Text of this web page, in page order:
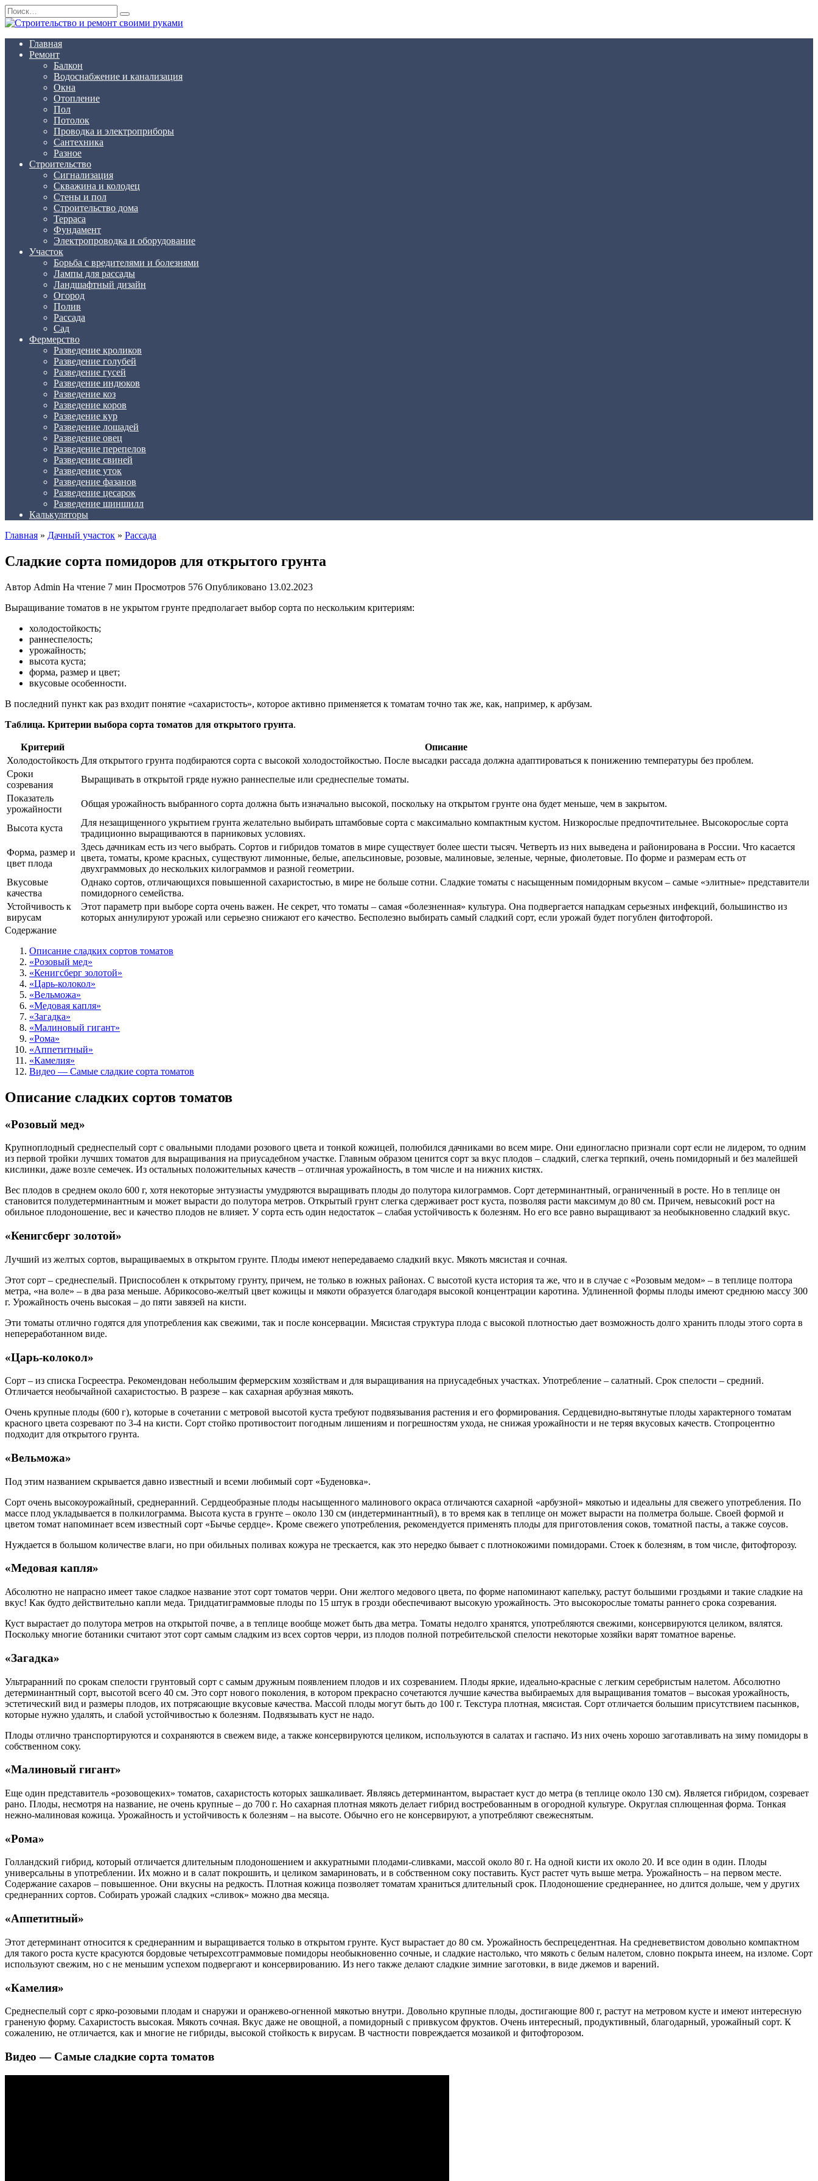
Перейти
к
содержанию
Search
for:
Главная
Ремонт
Балкон
Водоснабжение и канализация
Окна
Отопление
Пол
Потолок
Проводка и электроприборы
Сантехника
Разное
Строительство
Сигнализация
Скважина и колодец
Стены и пол
Строительство дома
Терраса
Фундамент
Электропроводка и оборудование
Участок
Борьба с вредителями и болезнями
Лампы для рассады
Ландшафтный дизайн
Огород
Полив
Рассада
Сад
Фермерство
Разведение кроликов
Разведение голубей
Разведение гусей
Разведение индюков
Разведение коз
Разведение коров
Разведение кур
Разведение лошадей
Разведение овец
Разведение перепелов
Разведение свиней
Разведение уток
Разведение фазанов
Разведение цесарок
Разведение шиншилл
Калькуляторы
Главная » Дачный участок » Рассада
Сладкие сорта помидоров для открытого грунта
Автор Admin На чтение 7 мин Просмотров 576 Опубликовано 13.02.2023
Выращивание томатов в не укрытом грунте предполагает выбор сорта по нескольким критериям:
холодостойкость;
раннеспелость;
урожайность;
высота куста;
форма, размер и цвет;
вкусовые особенности.
В последний пункт как раз входит понятие «сахаристость», которое активно применяется к томатам точно так же, как, например, к арбузам.
Таблица. Критерии выбора сорта томатов для открытого грунта.
Критерий
Описание
Холодостойкость Для открытого грунта подбираются сорта с высокой холодостойкостью. После высадки рассада должна адаптироваться к понижению температуры без проблем.
Сроки
созревания
Выращивать в открытой гряде нужно раннеспелые или среднеспелые томаты.
Показатель
урожайности
Общая урожайность выбранного сорта должна быть изначально высокой, поскольку на открытом грунте она будет меньше, чем в закрытом.
Высота куста
Для незащищенного укрытием грунта желательно выбирать штамбовые сорта с максимально компактным кустом. Низкорослые предпочтительнее. Высокорослые сорта
традиционно выращиваются в парниковых условиях.
Форма, размер и
цвет плода
Здесь дачникам есть из чего выбрать. Сортов и гибридов томатов в мире существует более шести тысяч. Четверть из них выведена и районирована в России. Что касается
цвета, томаты, кроме красных, существуют лимонные, белые, апельсиновые, розовые, малиновые, зеленые, черные, фиолетовые. По форме и размерам есть от
двухграммовых до нескольких килограммов и разной геометрии.
Вкусовые
качества
Однако сортов, отличающихся повышенной сахаристостью, в мире не больше сотни. Сладкие томаты с насыщенным помидорным вкусом – самые «элитные» представители
помидорного семейства.
Устойчивость к
вирусам
Этот параметр при выборе сорта очень важен. Не секрет, что томаты – самая «болезненная» культура. Она подвергается нападкам серьезных инфекций, большинство из
которых аннулируют урожай или серьезно снижают его качество. Бесполезно выбирать самый сладкий сорт, если урожай будет погублен фитофторой.
Содержание
Описание сладких сортов томатов
«Розовый мед»
«Кенигсберг золотой»
«Царь-колокол»
«Вельможа»
«Медовая капля»
«Загадка»
«Малиновый гигант»
«Рома»
«Аппетитный»
«Камелия»
Видео — Самые сладкие сорта томатов
Описание сладких сортов томатов
«Розовый мед»
Крупноплодный среднеспелый сорт с овальными плодами розового цвета и тонкой кожицей, полюбился дачниками во всем мире. Они единогласно признали сорт если не лидером, то одним
из первой тройки лучших томатов для выращивания на приусадебном участке. Главным образом ценится сорт за вкус плодов – сладкий, слегка терпкий, очень помидорный и без малейшей
кислинки, даже возле семечек. Из остальных положительных качеств – отличная урожайность, в том числе и на нижних кистях.
Вес плодов в среднем около 600 г, хотя некоторые энтузиасты умудряются выращивать плоды до полутора килограммов. Сорт детерминантный, ограниченный в росте. Но в теплице он
становится полудетерминантным и может вырасти до полутора метров. Открытый грунт слегка сдерживает рост куста, позволяя расти максимум до 80 см. Причем, невысокий рост на
обильное плодоношение, вес и качество плодов не влияет. У сорта есть один недостаток – слабая устойчивость к болезням. Но его все равно выращивают за необыкновенно сладкий вкус.
«Кенигсберг золотой»
Лучший из желтых сортов, выращиваемых в открытом грунте. Плоды имеют непередаваемо сладкий вкус. Мякоть мясистая и сочная.
Этот сорт – среднеспелый. Приспособлен к открытому грунту, причем, не только в южных районах. С высотой куста история та же, что и в случае с «Розовым медом» – в теплице полтора
метра, «на воле» – в два раза меньше. Абрикосово-желтый цвет кожицы и мякоти образуется благодаря высокой концентрации каротина. Удлиненной формы плоды имеют среднюю массу 300
г. Урожайность очень высокая – до пяти завязей на кисти.
Эти томаты отлично годятся для употребления как свежими, так и после консервации. Мясистая структура плода с высокой плотностью дает возможность долго хранить плоды этого сорта в
непереработанном виде.
«Царь-колокол»
Сорт – из списка Госреестра. Рекомендован небольшим фермерским хозяйствам и для выращивания на приусадебных участках. Употребление – салатный. Срок спелости – средний.
Отличается необычайной сахаристостью. В разрезе – как сахарная арбузная мякоть.
Очень крупные плоды (600 г), которые в сочетании с метровой высотой куста требуют подвязывания растения и его формирования. Сердцевидно-вытянутые плоды характерного томатам
красного цвета созревают по 3-4 на кисти. Сорт стойко противостоит погодным лишениям и погрешностям ухода, не снижая урожайности и не теряя вкусовых качеств. Стопроцентно
подходит для открытого грунта.
«Вельможа»
Под этим названием скрывается давно известный и всеми любимый сорт «Буденовка».
Сорт очень высокоурожайный, среднеранний. Сердцеобразные плоды насыщенного малинового окраса отличаются сахарной «арбузной» мякотью и идеальны для свежего употребления. По
массе плод укладывается в полкилограмма. Высота куста в грунте – около 130 см (индетерминантный), в то время как в теплице он может вырасти на полметра больше. Своей формой и
цветом томат напоминает всем известный сорт «Бычье сердце». Кроме свежего употребления, рекомендуется применять плоды для приготовления соков, томатной пасты, а также соусов.
Нуждается в большом количестве влаги, но при обильных поливах кожура не трескается, как это нередко бывает с плотнокожими помидорами. Стоек к болезням, в том числе, фитофторозу.
«Медовая капля»
Абсолютно не напрасно имеет такое сладкое название этот сорт томатов черри. Они желтого медового цвета, по форме напоминают капельку, растут большими гроздьями и такие сладкие на
вкус! Как будто действительно капли меда. Тридцатиграммовые плоды по 15 штук в грозди обеспечивают высокую урожайность. Это высокорослые томаты раннего срока созревания.
Куст вырастает до полутора метров на открытой почве, а в теплице вообще может быть два метра. Томаты недолго хранятся, употребляются свежими, консервируются целиком, вялятся.
Поскольку многие ботаники считают этот сорт самым сладким из всех сортов черри, из плодов полной потребительской спелости некоторые хозяйки варят томатное варенье.
«Загадка»
Ультраранний по срокам спелости грунтовый сорт с самым дружным появлением плодов и их созреванием. Плоды яркие, идеально-красные с легким серебристым налетом. Абсолютно
детерминантный сорт, высотой всего 40 см. Это сорт нового поколения, в котором прекрасно сочетаются лучшие качества выбираемых для выращивания томатов – высокая урожайность,
эстетический вид и размеры плодов, их потрясающие вкусовые качества. Массой плоды могут быть до 100 г. Текстура плотная, мясистая. Сорт отличается большим присутствием пасынков,
которые нужно удалять, и слабой устойчивостью к болезням. Подвязывать куст не надо.
Плоды отлично транспортируются и сохраняются в свежем виде, а также консервируются целиком, используются в салатах и гаспачо. Из них очень хорошо заготавливать на зиму помидоры в
собственном соку.
«Малиновый гигант»
Еще один представитель «розовощеких» томатов, сахаристость которых зашкаливает. Являясь детерминантом, вырастает куст до метра (в теплице около 130 см). Является гибридом, созревает
рано. Плоды, несмотря на название, не очень крупные – до 700 г. Но сахарная плотная мякоть делает гибрид востребованным в огородной культуре. Округлая сплющенная форма. Тонкая
нежно-малиновая кожица. Урожайность и устойчивость к болезням – на высоте. Обычно его не консервируют, а употребляют свежеснятым.
«Рома»
Голландский гибрид, который отличается длительным плодоношением и аккуратными плодами-сливками, массой около 80 г. На одной кисти их около 20. И все один в один. Плоды
универсальны в употреблении. Их можно и в салат покрошить, и целиком замариновать, и в собственном соку поставить. Куст растет чуть выше метра. Урожайность – на первом месте.
Содержание сахаров – повышенное. Они вкусны на редкость. Плотная кожица позволяет томатам храниться длительный срок. Плодоношение среднераннее, но длится дольше, чем у других
среднеранних сортов. Собирать урожай сладких «сливок» можно два месяца.
«Аппетитный»
Этот детерминант относится к среднеранним и выращивается только в открытом грунте. Куст вырастает до 80 см. Урожайность беспрецедентная. На средневетвистом довольно компактном
для такого роста кусте красуются бордовые четырехсотграммовые помидоры необыкновенно сочные, и сладкие настолько, что мякоть с белым налетом, словно покрыта инеем, на изломе. Сорт
используют свежим, но с не меньшим успехом подвергают и консервированию. Из него также делают сладкие зимние заготовки, в виде джемов и варений.
«Камелия»
Среднеспелый сорт с ярко-розовыми плодам и снаружи и оранжево-огненной мякотью внутри. Довольно крупные плоды, достигающие 800 г, растут на метровом кусте и имеют интересную
граненую форму. Сахаристость высокая. Мякоть сочная. Вкус даже не овощной, а помидорный с привкусом фруктов. Очень интересный, продуктивный, благодарный, урожайный сорт. К
сожалению, не отличается, как и многие не гибриды, высокой стойкость к вирусам. В частности повреждается мозаикой и фитофторозом.
Видео — Самые сладкие сорта томатов